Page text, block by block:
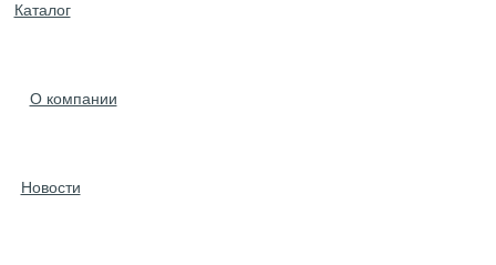
Каталог
О компании
Новости